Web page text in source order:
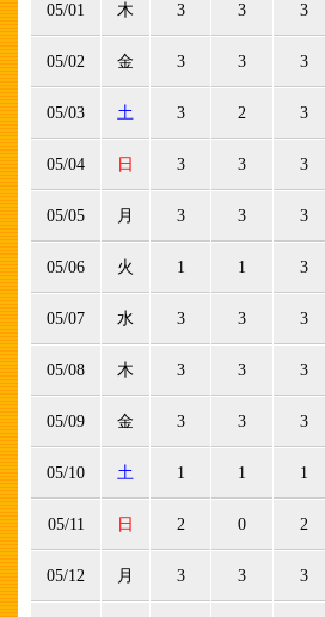
05/01 木 3 3 3
05/02 金 3 3 3
05/03 土 3 2 3
05/04 日 3 3 3
05/05 月 3 3 3
05/06 火 1 1 3
05/07 水 3 3 3
05/08 木 3 3 3
05/09 金 3 3 3
05/10 土 1 1 1
05/11 日 2 0 2
05/12 月 3 3 3